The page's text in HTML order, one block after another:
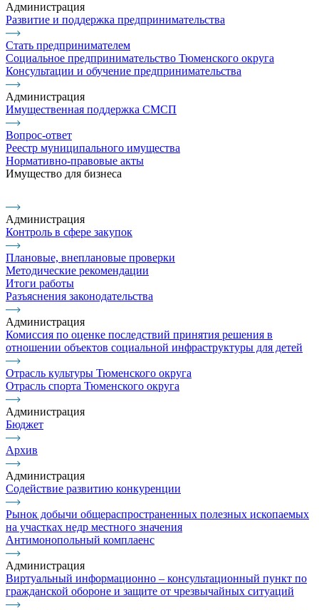
Администрация
Развитие и поддержка предпринимательства
Стать предпринимателем
Социальное предпринимательство Тюменского округа
Консультации и обучение предпринимательства
Администрация
Имущественная поддержка СМСП
Вопрос-ответ
Реестр муниципального имущества
Нормативно-правовые акты
Имущество для бизнеса
Администрация
Контроль в сфере закупок
Плановые, внеплановые проверки
Методические рекомендации
Итоги работы
Разъяснения законодательства
Администрация
Комиссия по оценке последствий принятия решения в
отношении объектов социальной инфраструктуры для детей
Отрасль культуры Тюменского округа
Отрасль спорта Тюменского округа
Администрация
Бюджет
Архив
Администрация
Содействие развитию конкуренции
Рынок добычи общераспространенных полезных ископаемых
на участках недр местного значения
Антимонопольный комплаенс
Администрация
Виртуальный информационно – консультационный пункт по
гражданской обороне и защите от чрезвычайных ситуаций